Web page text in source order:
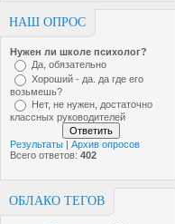
НАШ ОПРОС
Нужен ли школе психолог?
Да, обязательно
Хороший - да. да где его
возьмешь?
Нет, не нужен, достаточно
классных руководителей
Результаты | Архив опросов
Всего ответов: 402
ОБЛАКО ТЕГОВ